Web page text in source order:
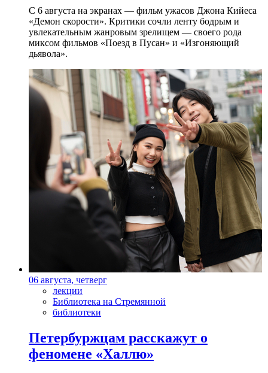
С 6 августа на экранах — фильм ужасов Джона Кийеса
«Демон скорости». Критики сочли ленту бодрым и
увлекательным жанровым зрелищeм — своего рода
миксом фильмов «Поезд в Пусан» и «Изгоняющий
дьявола».
06 августа, четверг
лекции
Библиотека на Стремянной
библиотеки
Петербуржцам расскажут о
феномене «Халлю»